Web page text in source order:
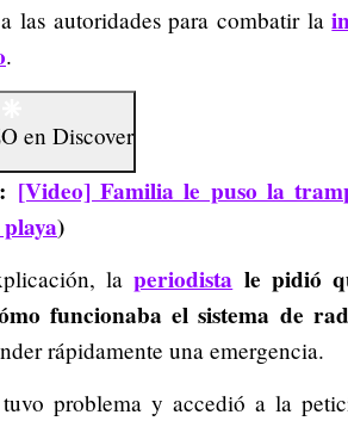
las autoridades para combatir la
.
en Discover
[Video] Familia le puso la
)
laperiodista le pidió
funcionaba el sistema de
rápidamente una emergencia.
problema y accedió a la